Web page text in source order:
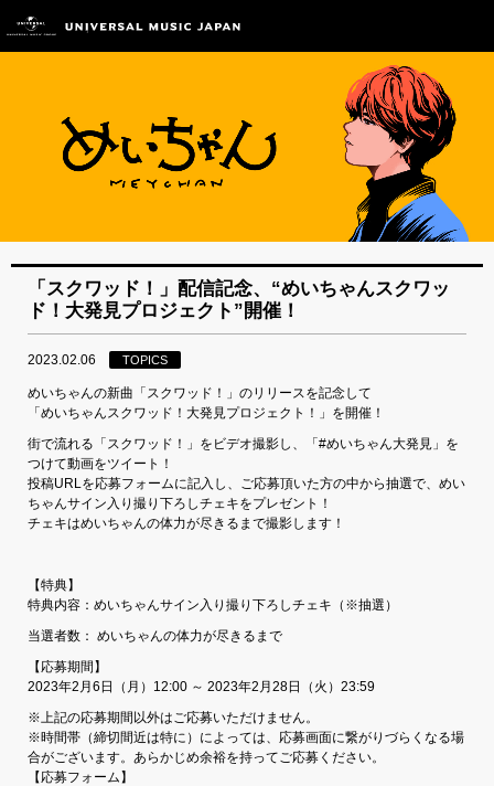
「スクワッド！」配信記念、“めいちゃんスクワッ
ド！大発見プロジェクト”開催！
2023.02.06 TOPICS
めいちゃんの新曲「スクワッド！」のリリースを記念して
「めいちゃんスクワッド！大発見プロジェクト！」を開催！
街で流れる「スクワッド！」をビデオ撮影し、「#めいちゃん大発見」を
つけて動画をツイート！
投稿URLを応募フォームに記入し、ご応募頂いた方の中から抽選で、めい
ちゃんサイン入り撮り下ろしチェキをプレゼント！
チェキはめいちゃんの体力が尽きるまで撮影します！
【特典】
特典内容：めいちゃんサイン入り撮り下ろしチェキ（※抽選）
当選者数： めいちゃんの体力が尽きるまで
【応募期間】
2023年2月6日（月）12:00 ～ 2023年2月28日（火）23:59
※上記の応募期間以外はご応募いただけません。
※時間帯（締切間近は特に）によっては、応募画面に繋がりづらくなる場
合がございます。あらかじめ余裕を持ってご応募ください。
【応募フォーム】